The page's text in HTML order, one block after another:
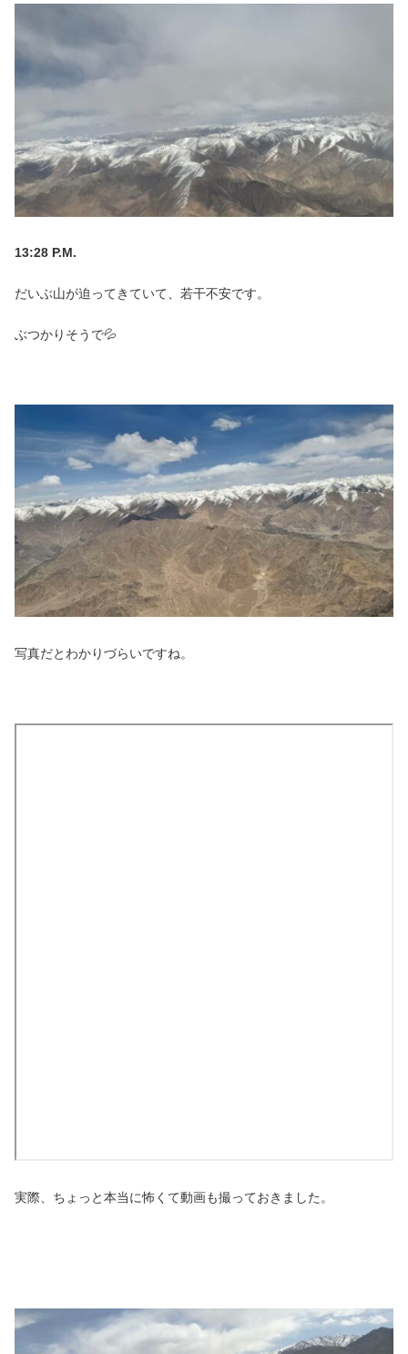
13:28 P.M.
だいぶ山が迫ってきていて、若干不安です。
ぶつかりそうで💦
写真だとわかりづらいですね。
実際、ちょっと本当に怖くて動画も撮っておきました。